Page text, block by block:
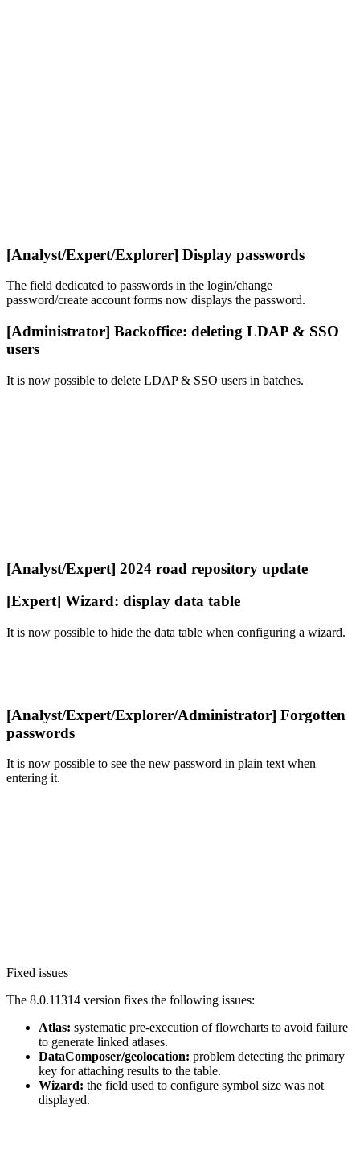
[Analyst/Expert/Explorer] Display passwords
The field dedicated to passwords in the login/change
password/create account forms now displays the password.
[Administrator] Backoffice: deleting LDAP & SSO
users
It is now possible to delete LDAP & SSO users in batches.
[Analyst/Expert] 2024 road repository update
[Expert] Wizard: display data table
It is now possible to hide the data table when configuring a wizard.
[Analyst/Expert/Explorer/Administrator] Forgotten
passwords
It is now possible to see the new password in plain text when
entering it.
Fixed issues
The 8.0.11314 version fixes the following issues:
Atlas: systematic pre-execution of flowcharts to avoid failure
to generate linked atlases.
DataComposer/geolocation: problem detecting the primary
key for attaching results to the table.
Wizard: the field used to configure symbol size was not
displayed.